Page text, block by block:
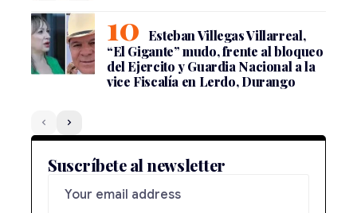
Esteban Villegas Villarreal,
“El Gigante” mudo, frente al bloqueo
del Ejercito y Guardia Nacional a la
vice Fiscalía en Lerdo, Durango
Suscríbete al newsletter